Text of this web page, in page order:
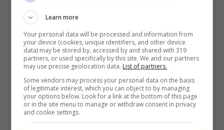
dell’armadio, metteteli in ordine per
indumento: apponete le grucce tutte nello
stesso verso, mettendo prima vestitini
estivi, a seguire pantaloni e gonne, poi
maglioncini primaverili, magliette e
camicette. Questo vi verrà particolarmente
semplice se potete sfruttare la comodità di
Learn more
Your personal data will be processed and information from
your device (cookies, unique identifiers, and other device
data) may be stored by, accessed by and shared with 319
partners, or used specifically by this site. We and our partners
may use precise geolocation data. List of partners.
Some vendors may process your personal data on the basis
of legitimate interest, which you can object to by managing
your options below. Look for a link at the bottom of this page
or in the site menu to manage or withdraw consent in privacy
and cookie settings.